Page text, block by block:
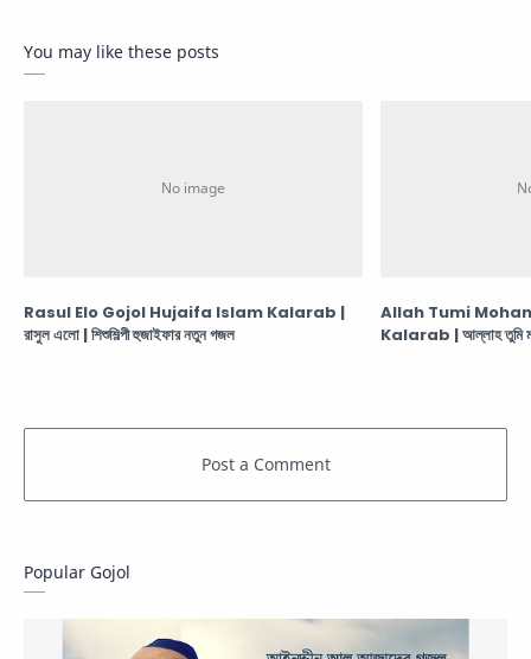
You may like these posts
Rasul Elo Gojol Hujaifa Islam Kalarab |
রাসুল এলো | শিশুশিল্পী হুজাইফার নতুন গজল
Allah Tumi
Kalarab | আল্লাহ তুমি
Popular Gojol